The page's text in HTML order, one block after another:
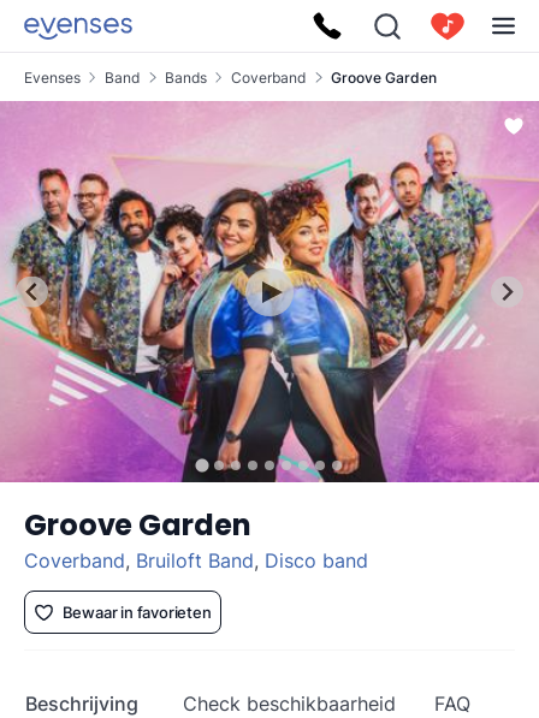
Evenses Band Bands Coverband Groove Garden
Groove Garden
Coverband, Bruiloft Band, Disco band
Bewaar in favorieten
Beschrijving Check beschikbaarheid FAQ